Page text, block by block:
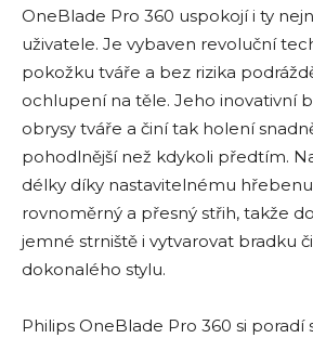
OneBlade Pro 360 uspokojí i ty
uživatele. Je vybaven revoluční
pokožku tváře a bez rizika
ochlupení na těle. Jeho inovativní
obrysy tváře a činí tak holení
pohodlnější než kdykoli předtím.
délky díky nastavitelnému hřebenu
rovnoměrný a přesný střih, takže
jemné strniště i vytvarovat bradku
dokonalého stylu.
Philips OneBlade Pro 360 si poradí